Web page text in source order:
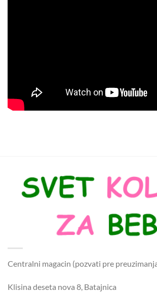
Centralni magacin (pozvati pre
Klisina deseta nova 8, Batajnica